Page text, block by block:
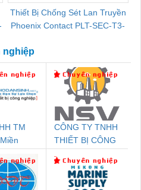
Thiết Bị Chống Sét Lan Truyền
Phoenix Contact PLT-SEC-T3-
nghiệp
TM
CÔNG TY TNHH
THIẾT BỊ CÔNG
SETSUBI VIỆT
NAM